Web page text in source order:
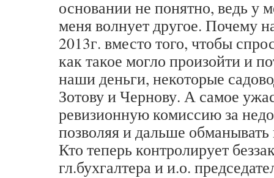
основании не понятно, ведь у
меня волнует другое. Почему
2013г. вместо того, чтобы
как такое могло произойти и
наши деньги, некоторые
Зотову и Чернову. А самое
ревизионную комиссию за
позволяя и дальше
Кто теперь контролирует
гл.бухгалтера и и.о.